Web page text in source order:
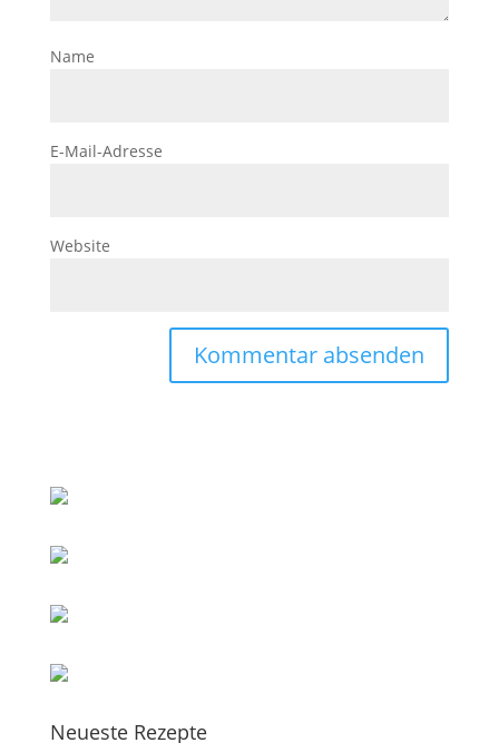
Name
E-Mail-Adresse
Website
Neueste Rezepte